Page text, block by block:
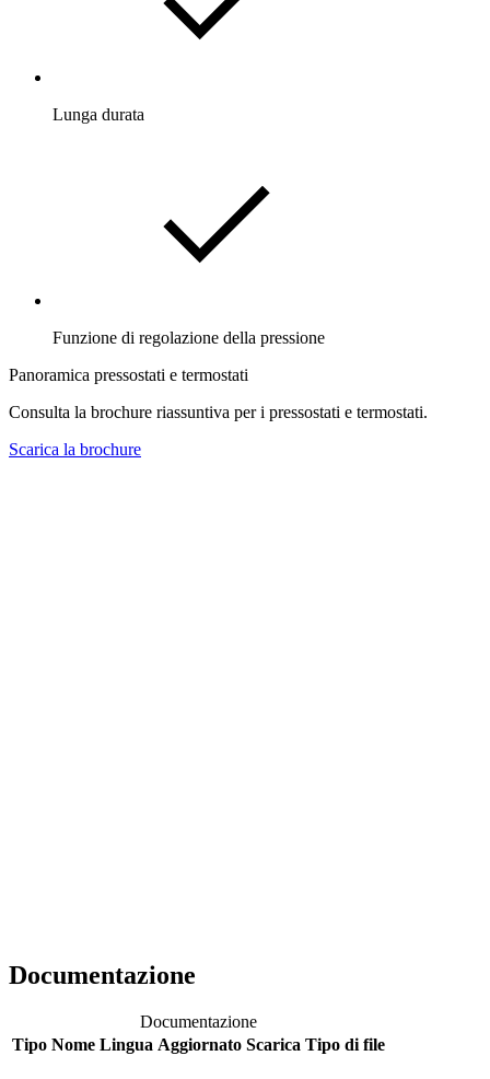
Lunga durata
Funzione di regolazione della pressione
Panoramica pressostati e termostati
Consulta la brochure riassuntiva per i pressostati e termostati.
Scarica la brochure
Documentazione
Documentazione
Tipo Nome Lingua Aggiornato Scarica Tipo di file